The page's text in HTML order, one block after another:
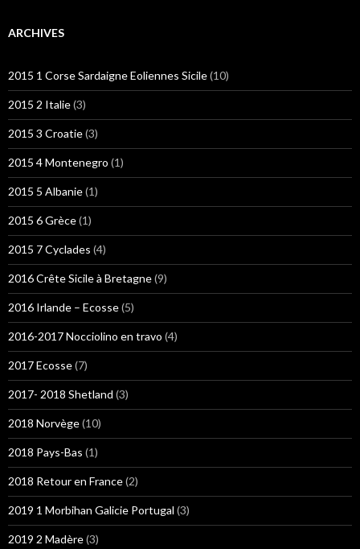
ARCHIVES
2015 1 Corse Sardaigne Eoliennes Sicile(10)
2015 2 Italie(3)
2015 3 Croatie(3)
2015 4 Montenegro (1)
2015 5 Albanie(1)
2015 6 Grèce(1)
2015 7 Cyclades (4)
2016 Crête Sicile à Bretagne(9)
2016 Irlande – Ecosse(5)
2016-2017 Nocciolino en travo (4)
2017 Ecosse(7)
2017- 2018 Shetland (3)
2018 Norvège(10)
2018 Pays-Bas (1)
2018 Retour en France(2)
2019 1 Morbihan Galicie Portugal (3)
2019 2 Madère(3)